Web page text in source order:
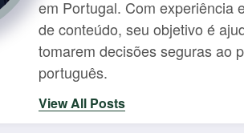
em Portugal. Com experiência
de conteúdo, seu objetivo é
tomarem decisões seguras ao
português.
View All Posts